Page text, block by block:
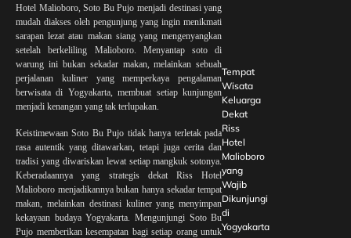
Hotel Malioboro, Soto Bu Pujo menjadi destinasi yang
mudah diakses oleh pengunjung yang ingin menikmati
sarapan lezat atau makan siang yang mengenyangkan
setelah berkeliling Malioboro. Menyantap soto di
warung ini bukan sekadar makan, melainkan sebuah
perjalanan kuliner yang memperkaya pengalaman
berwisata di Yogyakarta, membuat setiap kunjungan
menjadi kenangan yang tak terlupakan.
Keistimewaan Soto Bu Pujo tidak hanya terletak pada
rasa autentik yang ditawarkan, tetapi juga cerita dan
tradisi yang diwariskan lewat setiap mangkuk sotonya.
Keberadaannya yang strategis dekat Riss Hotel
Malioboro menjadikannya bukan hanya sekadar tempat
makan, melainkan destinasi kuliner yang menyimpan
kekayaan budaya Yogyakarta. Mengunjungi Soto Bu
Pujo memberikan kesempatan bagi setiap orang untuk
Tempat
Wisata
Keluarga
Dekat
Riss
Hotel
Malioboro
yang
Wajib
Dikunjungi
di
Yogyakarta